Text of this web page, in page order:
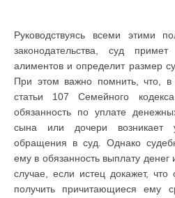
Руководствуясь всеми этими
законодательства, суд
алиментов и определит размер
При этом важно помнить, что, в
статьи 107 Семейного
обязанность по уплате
сына или дочери возникает
обращения в суд. Однако
ему в обязанность выплату
случае, если истец докажет,
получить причитающиеся ему